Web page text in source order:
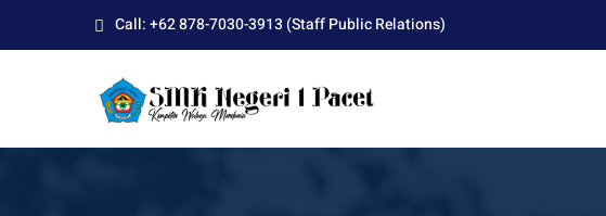
Call: +62 878-7030-3913 (Staff Public Relations)